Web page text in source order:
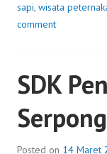
sapi, wisata
comment
SDK
Posted on 14 Maret